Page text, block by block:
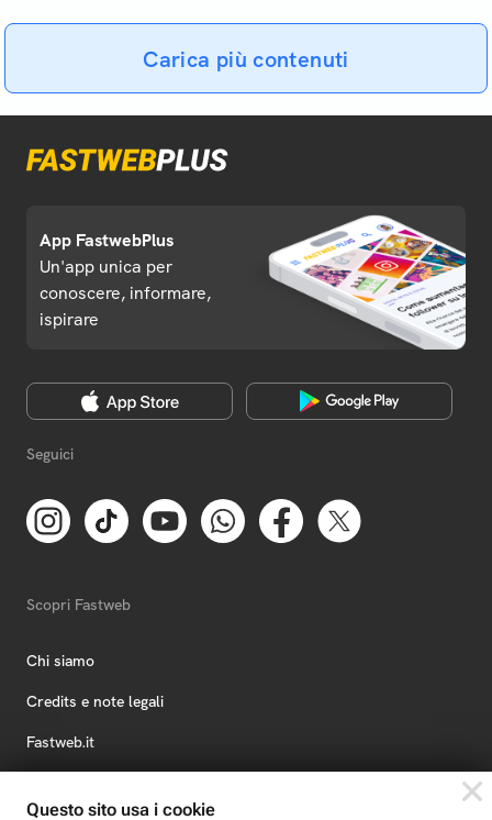
Carica più contenuti
App FastwebPlus
Un'app unica per
conoscere, informare,
ispirare
Seguici
Scopri Fastweb
Chi siamo
Credits e note legali
Fastweb.it